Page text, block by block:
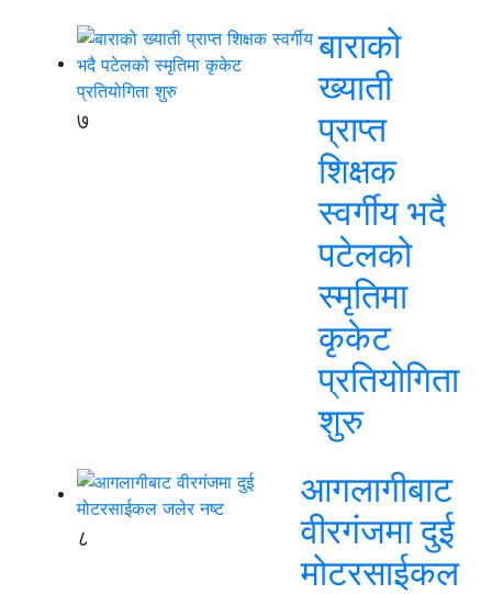
७
बाराको
ख्याती
प्राप्त
शिक्षक
स्वर्गीय भदै
पटेलको
स्मृतिमा
कृकेट
प्रतियोगिता
शुरु
८
आगलागीबाट
वीरगंजमा दुई
मोटरसाईकल